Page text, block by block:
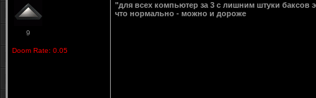
9
Doom Rate: 0.05
"для всех компьютер за 3 с лишним штуки баксов
что нормально - можно и дороже